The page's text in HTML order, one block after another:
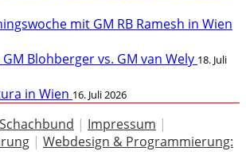
mit GM RB Ramesh in Wien
Blohberger vs. GM van Wely 18. Juli
in Wien 16. Juli 2026
| Impressum |
| Webdesign & Programmierung: